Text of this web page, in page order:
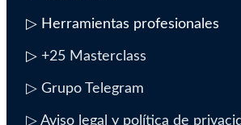
▷ Herramientas profesionales
▷ +25 Masterclass
▷ Grupo Telegram
▷ Aviso legal y política de